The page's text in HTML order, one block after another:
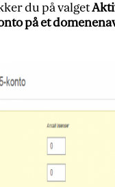
du på valget
på et